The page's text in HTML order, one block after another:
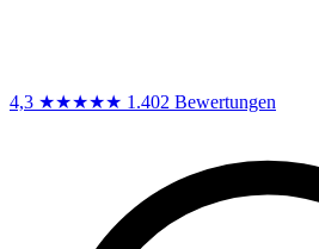
4,3 ★★★★★ 1.402 Bewertungen